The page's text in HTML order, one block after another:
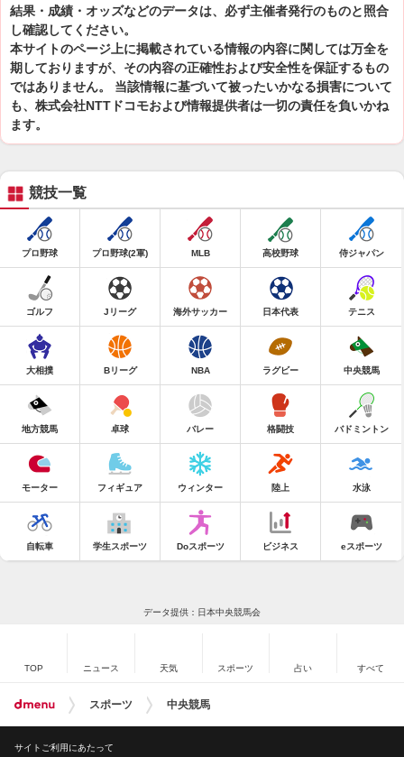
結果・成績・オッズなどのデータは、必ず主催者発行のものと照合
し確認してください。
本サイトのページ上に掲載されている情報の内容に関しては万全を
期しておりますが、その内容の正確性および安全性を保証するもの
ではありません。 当該情報に基づいて被ったいかなる損害について
も、株式会社NTTドコモおよび情報提供者は一切の責任を負いかね
ます。
競技一覧
プロ野球 プロ野球(2軍) MLB 高校野球 侍ジャパン
ゴルフ Jリーグ 海外サッカー 日本代表 テニス
大相撲 Bリーグ NBA ラグビー 中央競馬
地方競馬 卓球 バレー 格闘技 バドミントン
モーター フィギュア ウィンター 陸上 水泳
自転車 学生スポーツ Doスポーツ ビジネス eスポーツ
データ提供：日本中央競馬会
TOP ニュース 天気 スポーツ 占い すべて
スポーツ 中央競馬
サイトご利用にあたって